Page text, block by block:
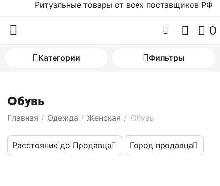
Ритуальные товары от всех поставщиков РФ
0
Категории Фильтры
Обувь
Главная / Одежда / Женская / Обувь
Расстояние до Продавца Город продавца